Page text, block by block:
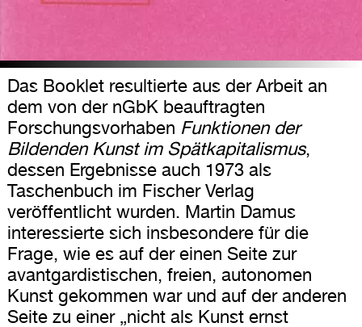
Das Booklet resultierte aus der Arbeit an
dem von der nGbK beauftragten
Forschungsvorhaben Funktionen der
Bildenden Kunst im Spätkapitalismus,
dessen Ergebnisse auch 1973 als
Taschenbuch im Fischer Verlag
veröffentlicht wurden. Martin Damus
interessierte sich insbesondere für die
Frage, wie es auf der einen Seite zur
avantgardistischen, freien, autonomen
Kunst gekommen war und auf der anderen
Seite zu einer „nicht als Kunst ernst